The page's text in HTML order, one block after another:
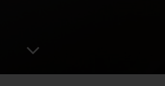
im Auftrag des Verantwortlichen